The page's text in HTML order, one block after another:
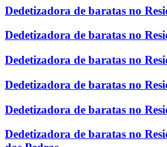
Dedetizadora de baratas no
Dedetizadora de baratas no
Dedetizadora de baratas no
Dedetizadora de baratas no
Dedetizadora de baratas no
Dedetizadora de baratas no